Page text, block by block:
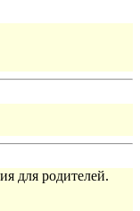
для родителей.